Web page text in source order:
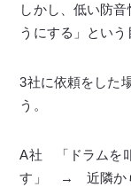
しかし、低い防
うにする」とい
3社に依頼をした
う。
A社 「ドラムを
す」 → 近隣か